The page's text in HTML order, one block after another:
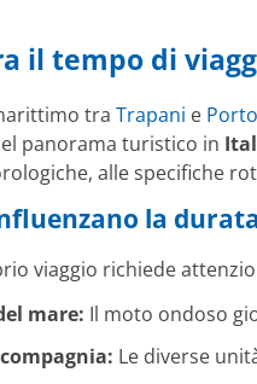
il tempo di
tra Trapani e
panorama turistico in
alle specifiche
la
viaggio richiede
mare: Il moto ondoso
Le diverse